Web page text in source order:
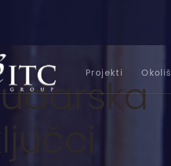
Projekti Okoliš